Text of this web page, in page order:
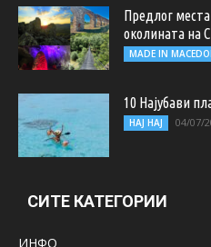
Предлог
околината на
MADE IN
10 Најубави
НАЈ НАЈ 04/07/
СИТЕ КАТЕГОРИИ
ИНФО